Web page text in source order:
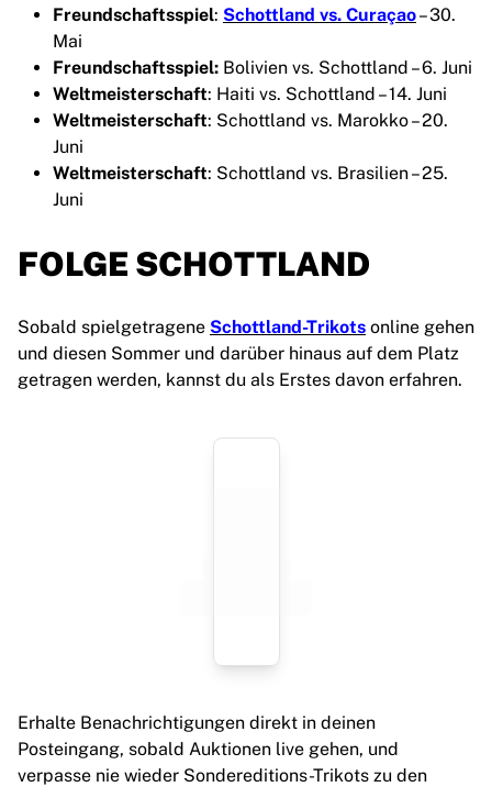
Freundschaftsspiel: Schottland vs. Curaçao– 30.
Mai
Freundschaftsspiel: Bolivien vs. Schottland – 6. Juni
Weltmeisterschaft: Haiti vs. Schottland – 14. Juni
Weltmeisterschaft: Schottland vs. Marokko – 20.
Juni
Weltmeisterschaft: Schottland vs. Brasilien – 25.
Juni
FOLGE SCHOTTLAND
Sobald spielgetragene Schottland-Trikots online gehen
und diesen Sommer und darüber hinaus auf dem Platz
getragen werden, kannst du als Erstes davon erfahren.
Erhalte Benachrichtigungen direkt in deinen
Posteingang, sobald Auktionen live gehen, und
verpasse nie wieder Sondereditions-Trikots zu den